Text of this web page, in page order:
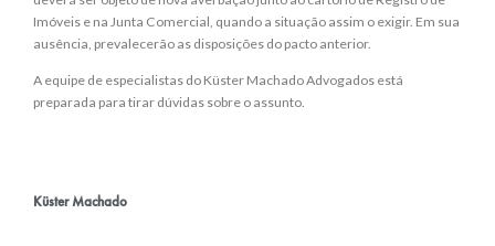
Imóveis e na Junta Comercial, quando a situação assim o exigir. Em sua
ausência, prevalecerão as disposições do pacto anterior.
A equipe de especialistas do Küster Machado Advogados está
preparada para tirar dúvidas sobre o assunto.
Küster Machado